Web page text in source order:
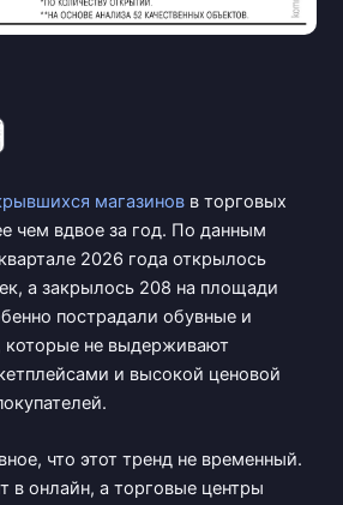
магазинов в торговых
чем вдвое за год. По данным
2026 года открылось
а закрылось 208 на площади
пострадали обувные и
которые не выдерживают
и высокой ценовой
что этот тренд не временный.
в онлайн, а торговые центры